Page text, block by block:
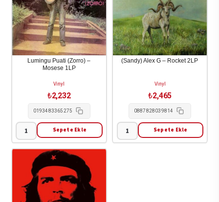
Lumingu Puati (Zorro) –
Mosese 1LP
Vinyl
₺2,232
0193483365275
Lumingu
Puati
(Zorro)
Mosese
1LP
Sepete Ekle
(Sandy) Alex G – Rocket 2LP
Vinyl
₺2,465
0887828039814
(Sandy)
Sepete Ekle